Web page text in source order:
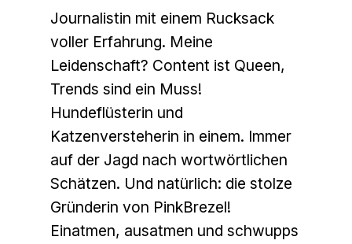
Journalistin mit einem Rucksack
voller Erfahrung. Meine
Leidenschaft? Content ist Queen,
Trends sind ein Muss!
Hundeflüsterin und
Katzenversteherin in einem. Immer
auf der Jagd nach wortwörtlichen
Schätzen. Und natürlich: die stolze
Gründerin von PinkBrezel!
Einatmen, ausatmen und schwupps